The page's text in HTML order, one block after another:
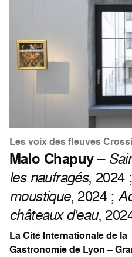
Les voix des fleuves
Malo Chapuy–
les naufragés, 2024 ;
moustique, 2024 ;
châteaux d’eau,
La Cité Internationale de la
Gastronomie de Lyon –